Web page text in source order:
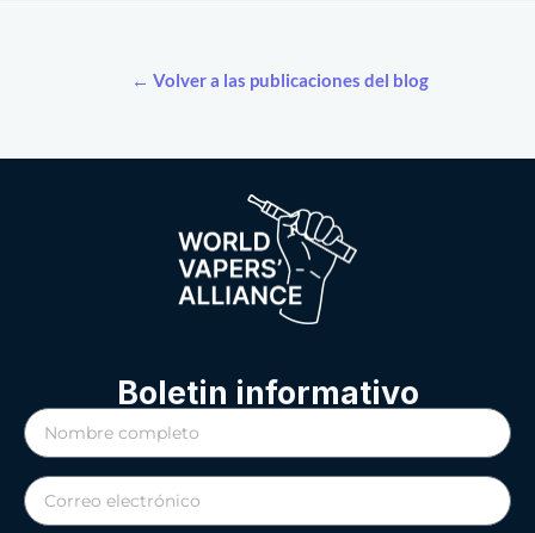
← Volver a las publicaciones del blog
Boletin informativo